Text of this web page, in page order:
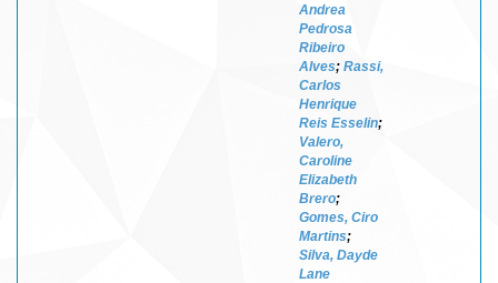
Andrea
Pedrosa
Ribeiro
Alves; Rassi,
Carlos
Henrique
Reis Esselin;
Valero,
Caroline
Elizabeth
Brero;
Gomes, Ciro
Martins;
Silva, Dayde
Lane